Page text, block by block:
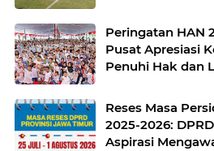
Peringatan HAN
Pusat Apresiasi
Penuhi Hak dan
Reses Masa
2025-2026:
Aspirasi